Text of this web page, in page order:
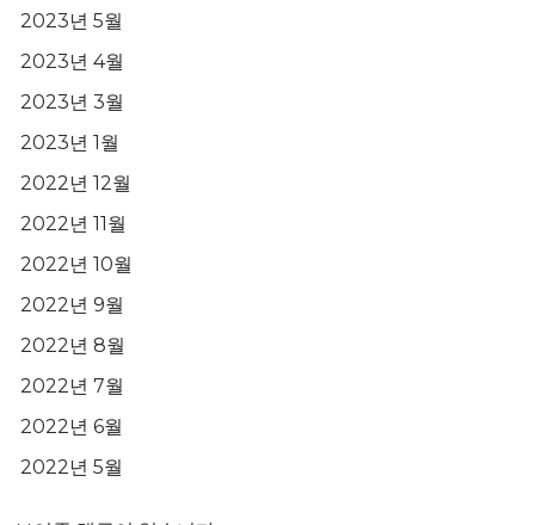
2023년 5월
2023년 4월
2023년 3월
2023년 1월
2022년 12월
2022년 11월
2022년 10월
2022년 9월
2022년 8월
2022년 7월
2022년 6월
2022년 5월